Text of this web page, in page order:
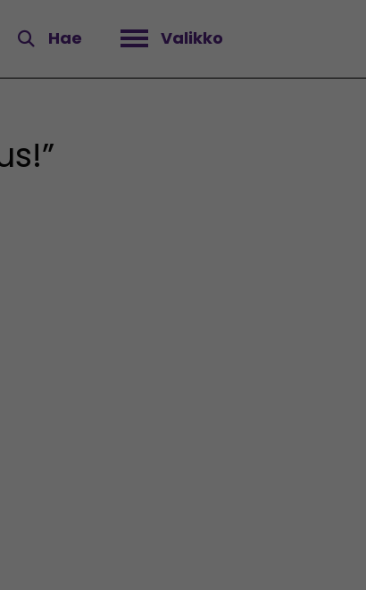
Hae Valikko
Avaa valikko